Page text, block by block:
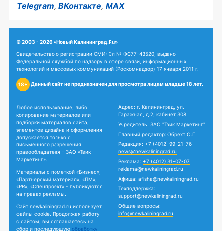
Telegram, ВКонтакте, MAX
© 2003 - 2026 «Новый Калининград.Ru»
Свидетельство о регистрации СМИ: Эл № ФС77-43520, выдано
Федеральной службой по надзору в сфере связи, информационных
технологий и массовых коммуникаций (Роскомнадзор) 17 января 2011 г.
18+ Данный сайт не предназначен для просмотра лицам младше 18 лет.
Любое использование, либо
копирование материалов или
подборки материалов сайта,
элементов дизайна и оформления
допускается только с
письменного разрешения
правообладателя - ЗАО «Твик
Маркетинг».
Материалы с пометкой «Бизнес»,
«Партнерский материал», «ПМ»,
«PR», «Спецпроект» - публикуются
на правах рекламы.
Сайт newkaliningrad.ru использует
файлы cookie. Продолжая работу
с сайтом, вы соглашаетесь на
сбор и последующую обработку
Адрес: г. Калининград, ул.
Гаражная, д.2, кабинет 308
Учредитель: ЗАО "Твик Маркетинг"
Главный редактор: Обрехт О.Г.
Редакция: +7 (4012) 99-21-76
news@newkaliningrad.ru
Реклама: +7 (4012) 31-07-07
reklama@newkaliningrad.ru
Афиша: afisha@newkaliningrad.ru
Техподдержка:
support@newkaliningrad.ru
Общие вопросы:
info@newkaliningrad.ru